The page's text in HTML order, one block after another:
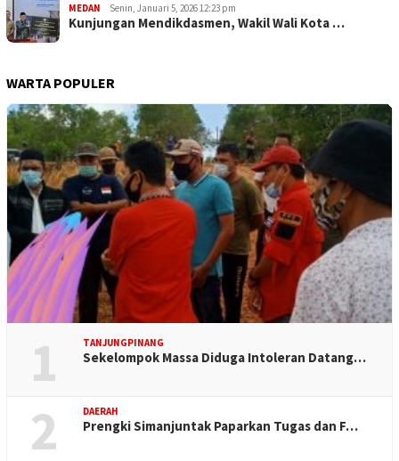
MEDAN Senin, Januari 5, 2026 12:23 pm
Kunjungan Mendikdasmen, Wakil Wali Kota …
WARTA POPULER
1 TANJUNGPINANG
Sekelompok Massa Diduga Intoleran Datang…
2 DAERAH
Prengki Simanjuntak Paparkan Tugas dan F…